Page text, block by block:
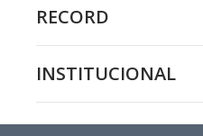
RECORD
INSTITUCIONAL